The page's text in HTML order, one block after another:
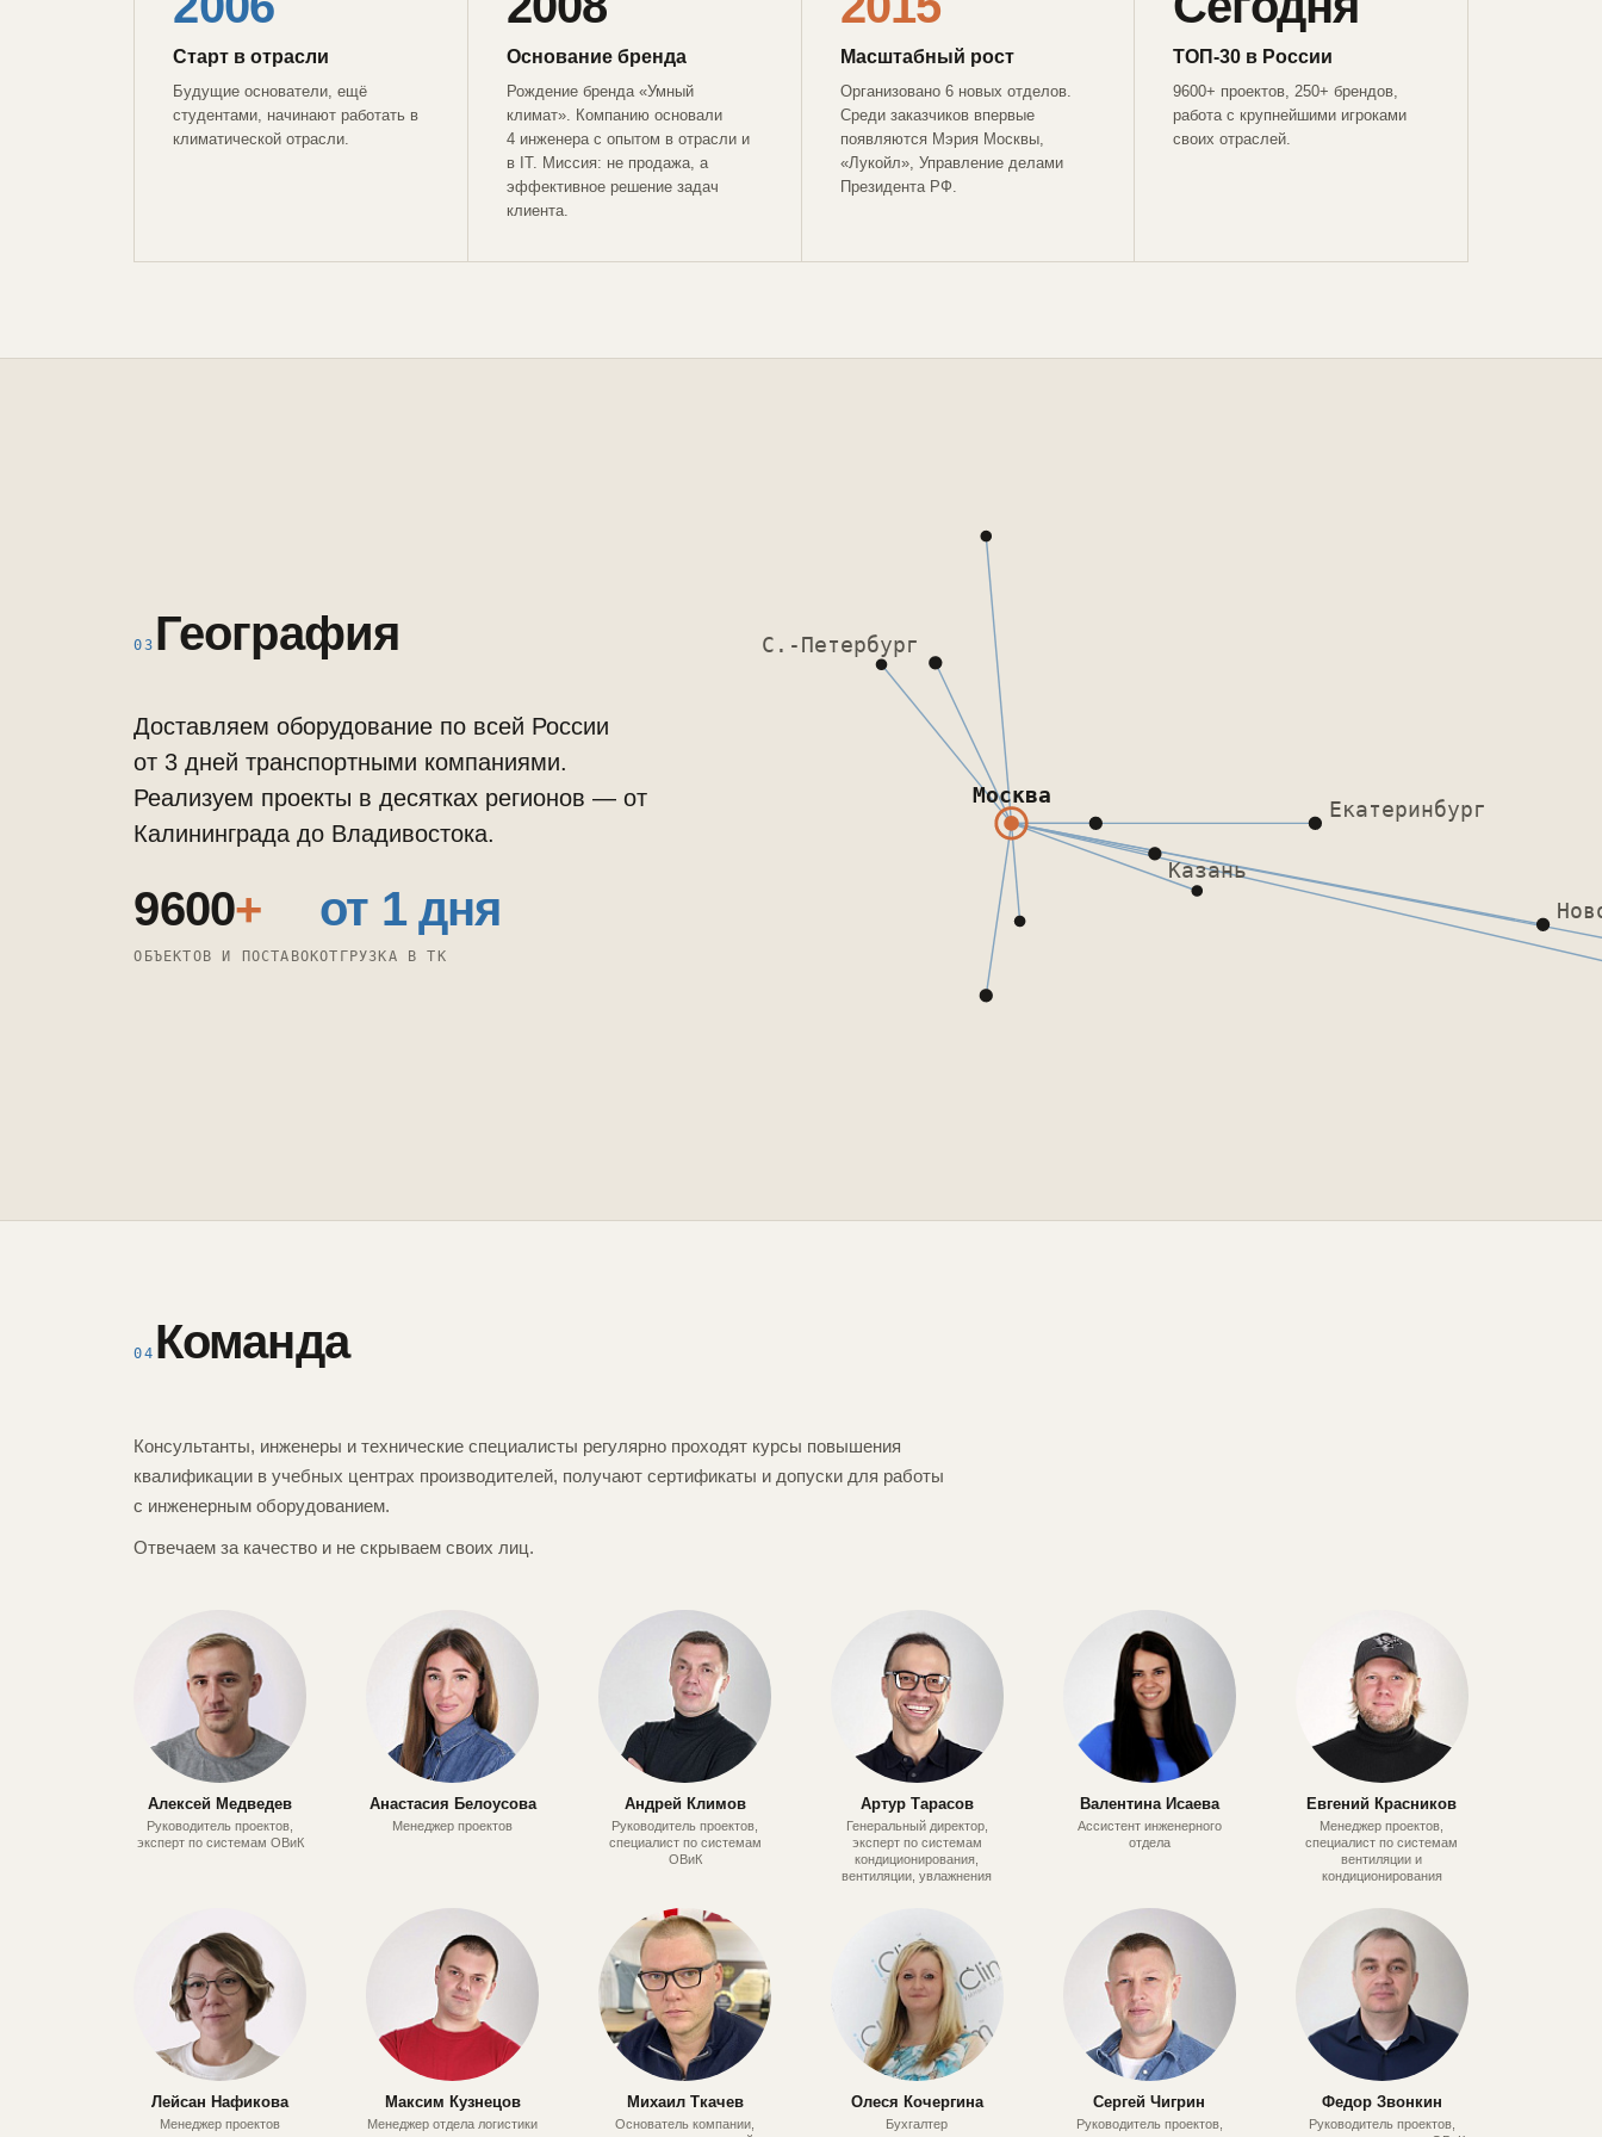
Старт в отрасли
Будущие основатели, ещё
студентами, начинают работать в
климатической отрасли.
Основание бренда
Рождение бренда «Умный
климат». Компанию основали
4 инженера с опытом в отрасли и
в IT. Миссия: не продажа, а
эффективное решение задач
клиента.
Масштабный рост
Организовано 6 новых отделов.
Среди заказчиков впервые
появляются Мэрия Москвы,
«Лукойл», Управление делами
Президента РФ.
ТОП-30 в России
9600+ проектов, 250+ брендов,
работа с крупнейшими игроками
своих отраслей.
03 География
Доставляем оборудование по всей России
от 3 дней транспортными компаниями.
Реализуем проекты в десятках регионов — от
Калининграда до Владивостока.
9600+
ОБЪЕКТОВ И ПОСТАВОК
от 1 дня
ОТГРУЗКА В ТК
Москва
С.-Петербург
Екатеринбург
Казань
04 Команда
Консультанты, инженеры и технические специалисты регулярно проходят курсы повышения
квалификации в учебных центрах производителей, получают сертификаты и допуски для работы
с инженерным оборудованием.
Отвечаем за качество и не скрываем своих лиц.
Алексей Медведев
Руководитель проектов,
эксперт по системам ОВиК
Анастасия Белоусова
Менеджер проектов
Андрей Климов
Руководитель проектов,
специалист по системам
ОВиК
Артур Тарасов
Генеральный директор,
эксперт по системам
кондиционирования,
вентиляции, увлажнения
Валентина Исаева
Ассистент инженерного
отдела
Евгений Красников
Менеджер проектов,
специалист по системам
вентиляции и
кондиционирования
Лейсан Нафикова
Менеджер проектов
Максим Кузнецов
Менеджер отдела логистики
Михаил Ткачев
Основатель компании,
Олеся Кочергина
Бухгалтер
Сергей Чигрин
Руководитель проектов,
Федор Звонкин
Руководитель проектов,